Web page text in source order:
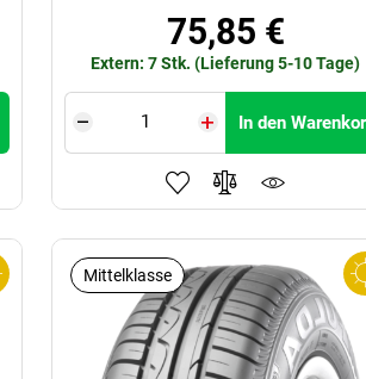
75,85 €
Extern: 7 Stk. (Lieferung 5-10 Tage)
In den
Mittelklasse